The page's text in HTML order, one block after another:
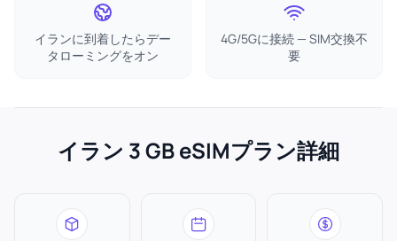
イランに到着したらデー
タローミングをオン
4G/5Gに接続 — SIM交換不
要
イラン 3 GB eSIMプラン詳細